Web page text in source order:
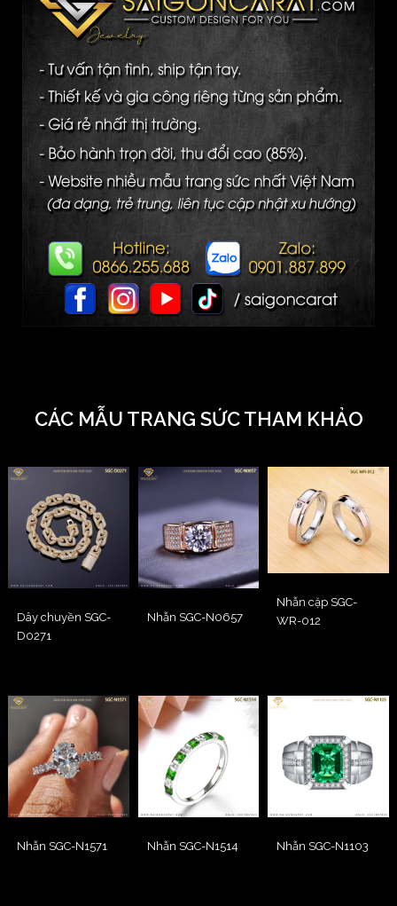
CÁC MẪU TRANG SỨC THAM KHẢO
Dây chuyền SGC-
D0271
Nhẫn SGC-N0657
Nhẫn cặp SGC-
WR-012
Nhẫn SGC-N1571 Nhẫn SGC-N1514 Nhẫn SGC-N1103